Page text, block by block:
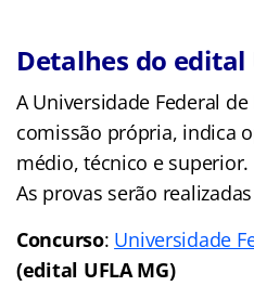
Detalhes do edital
A Universidade Federal
comissão própria, indica
médio, técnico e
As provas serão
Concurso: Universidade
(edital UFLA MG)